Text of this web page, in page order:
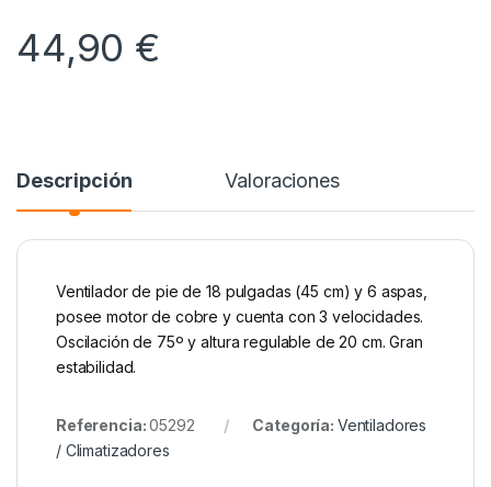
44,90 €
Descripción Valoraciones
Ventilador de pie de 18 pulgadas (45 cm) y 6 aspas,
posee motor de cobre y cuenta con 3 velocidades.
Oscilación de 75º y altura regulable de 20 cm. Gran
estabilidad.
Referencia:05292 Categoría: Ventiladores
/ Climatizadores